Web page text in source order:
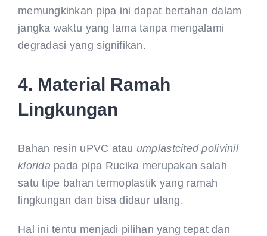
memungkinkan pipa ini dapat bertahan dalam
jangka waktu yang lama tanpa mengalami
degradasi yang signifikan.
4. Material Ramah
Lingkungan
Bahan resin uPVC atau umplastcited polivinil
klorida pada pipa Rucika merupakan salah
satu tipe bahan termoplastik yang ramah
lingkungan dan bisa didaur ulang.
Hal ini tentu menjadi pilihan yang tepat dan